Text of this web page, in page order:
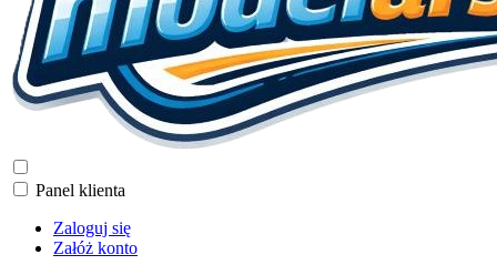
Panel klienta
Zaloguj się
Załóż konto